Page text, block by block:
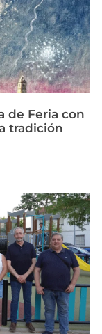
de Feria con
tradición